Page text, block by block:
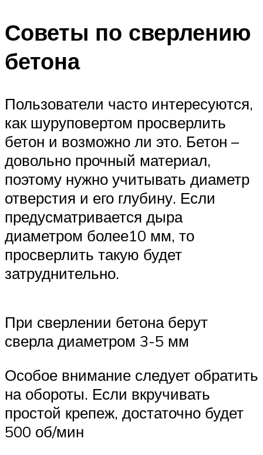
Советы по сверлению
бетона
Пользователи часто интересуются,
как шуруповертом просверлить
бетон и возможно ли это. Бетон –
довольно прочный материал,
поэтому нужно учитывать диаметр
отверстия и его глубину. Если
предусматривается дыра
диаметром более10 мм, то
просверлить такую будет
затруднительно.
При сверлении бетона берут
сверла диаметром 3-5 мм
Особое внимание следует обратить
на обороты. Если вкручивать
простой крепеж, достаточно будет
500 об/мин